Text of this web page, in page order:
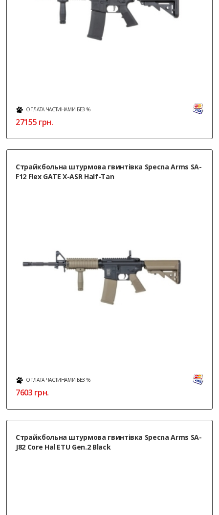
ОПЛАТА ЧАСТИНАМИ БЕЗ %
27155 грн.
Страйкбольна штурмова гвинтівка Specna Arms SA-
F12 Flex GATE X-ASR Half-Tan
ОПЛАТА ЧАСТИНАМИ БЕЗ %
7603 грн.
Страйкбольна штурмова гвинтівка Specna Arms SA-
J82 Core Hal ETU Gen.2 Black